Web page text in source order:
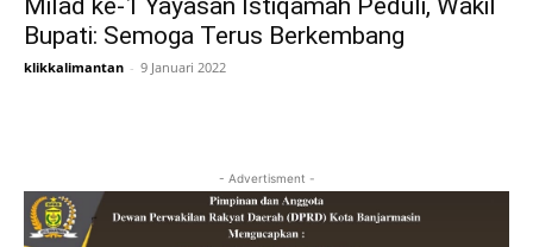
Milad ke-1 Yayasan Istiqamah Peduli, Wakil
Bupati: Semoga Terus Berkembang
klikkalimantan - 9 Januari 2022
- Advertisment -